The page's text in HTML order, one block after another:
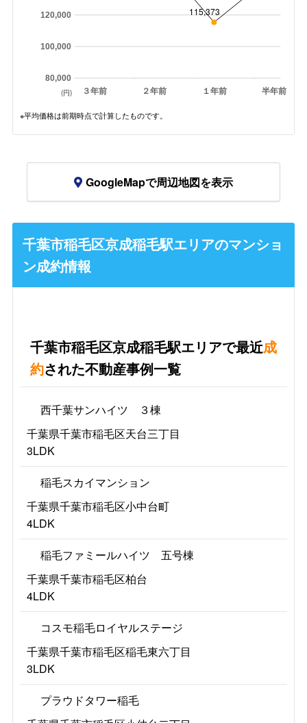
３年前 ２年前 １年前 半年前
80,000
100,000
120,000 115,373
(円)
※平均価格は前期時点で計算したものです。
GoogleMapで周辺地図を表示
千葉市稲毛区京成稲毛駅エリアのマンショ
ン成約情報
千葉市稲毛区京成稲毛駅エリアで最近成
約された不動産事例一覧
西千葉サンハイツ ３棟
千葉県千葉市稲毛区天台三丁目
3LDK
稲毛スカイマンション
千葉県千葉市稲毛区小中台町
4LDK
稲毛ファミールハイツ 五号棟
千葉県千葉市稲毛区柏台
4LDK
コスモ稲毛ロイヤルステージ
千葉県千葉市稲毛区稲毛東六丁目
3LDK
プラウドタワー稲毛